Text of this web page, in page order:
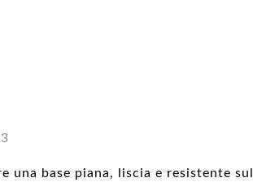
una base piana, liscia e resistente sul